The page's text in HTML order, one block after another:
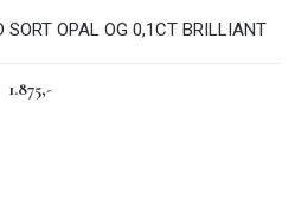
SORT OPAL OG 0,1CT BRILLIANT​
1.875,-